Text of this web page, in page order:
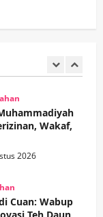
Cuan: Wabup
Teh Daun
Anggota TNI AL
2026
Proyek RSUD